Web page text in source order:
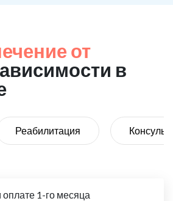
от
в
Реабилитация
1-го месяца